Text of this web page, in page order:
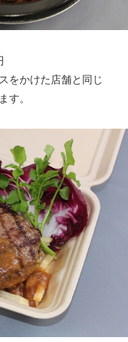
をかけた店舗と同じ
す。